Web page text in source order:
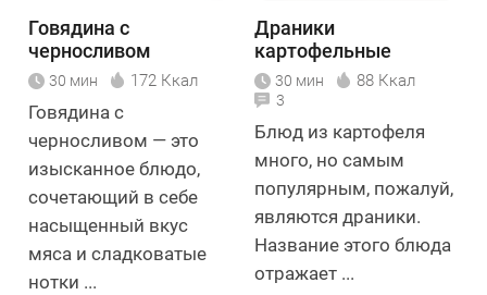
Говядина с
черносливом
30 мин 172 Ккал
Говядина с
черносливом — это
изысканное блюдо,
сочетающий в себе
насыщенный вкус
мяса и сладковатые
нотки ...
Драники
картофельные
классические
30 мин 88 Ккал
3
Блюд из картофеля
много, но самым
популярным, пожалуй,
являются драники.
Название этого блюда
отражает ...